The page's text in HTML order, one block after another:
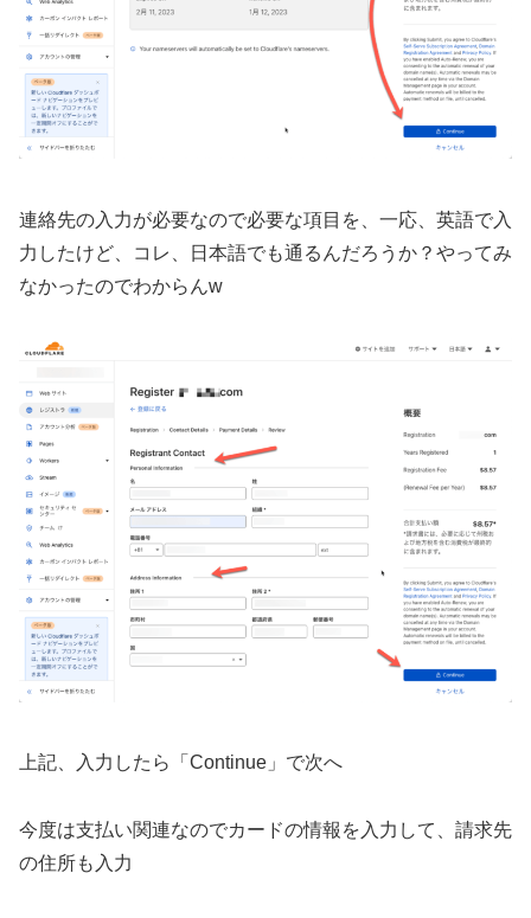
連絡先の入力が必要なので必要な項目を、一応、英語で入
力したけど、コレ、日本語でも通るんだろうか？やってみ
なかったのでわからんw
上記、入力したら「Continue」で次へ
今度は支払い関連なのでカードの情報を入力して、請求先
の住所も入力